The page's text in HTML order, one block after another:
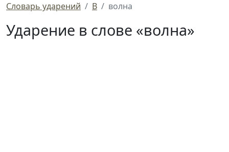
Словарь ударений В волна
Ударение в слове «волна»